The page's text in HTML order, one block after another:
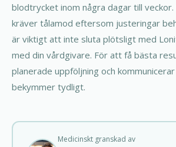
blodtrycket inom några dagar till veckor.
kräver tålamod eftersom justeringar
är viktigt att inte sluta plötsligt med
med din vårdgivare. För att få bästa
planerade uppföljning och
bekymmer tydligt.
Medicinskt granskad av